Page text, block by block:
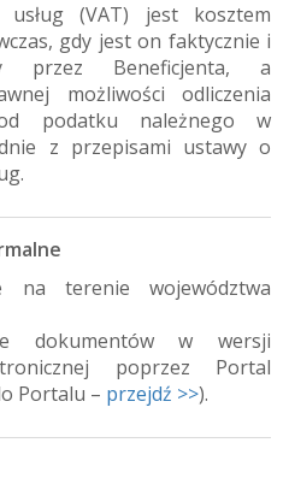
(VAT) jest kosztem
gdy jest on faktycznie i
przez Beneficjenta, a
możliwości odliczenia
podatku należnego w
z przepisami ustawy o
na terenie województwa
dokumentów w wersji
poprzez Portal
Portalu – przejdź >>).